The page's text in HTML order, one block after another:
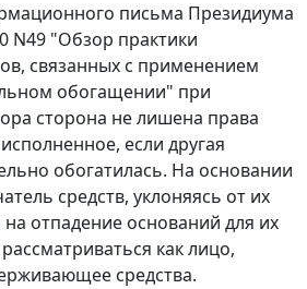
письма Президиума
N49 "Обзор практики
связанных с применением
обогащении" при
сторона не лишена права
если другая
обогатилась. На основании
средств, уклоняясь от их
отпадение оснований для их
как лицо,
средства.